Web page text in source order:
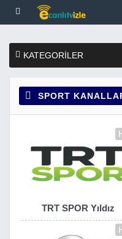
KATEGORILER
SPORT
TRT SPOR Yıldız